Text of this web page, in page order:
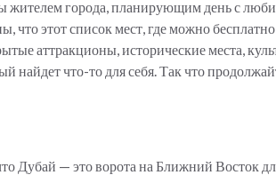
жителем города, планирующим день с
этот список мест, где можно
аттракционы, исторические места,
найдет что-то для себя. Так что
Дубай — это ворота на Ближний Восток